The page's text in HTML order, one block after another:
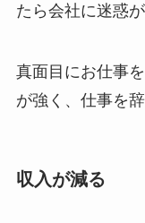
たら会社に迷惑
真面目にお仕事
が強く、仕事を
収入が減る